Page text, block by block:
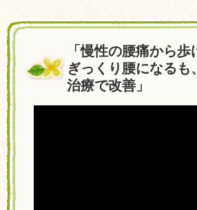
「慢性の腰痛から
ぎっくり腰になるも
治療で改善」